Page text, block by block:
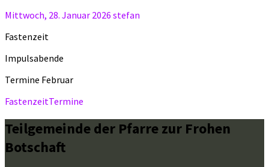
Mittwoch, 28. Januar 2026 stefan
Fastenzeit
Impulsabende
Termine Februar
FastenzeitTermine
Teilgemeinde der Pfarre zur Frohen
Botschaft